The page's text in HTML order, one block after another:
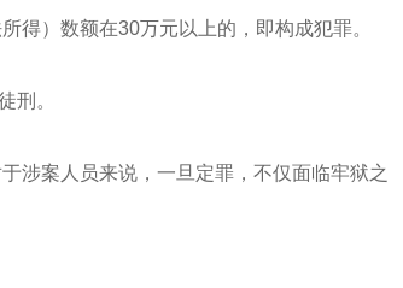
得）数额在30万元以上的，即构成犯罪。
刑。
涉案人员来说，一旦定罪，不仅面临牢狱之